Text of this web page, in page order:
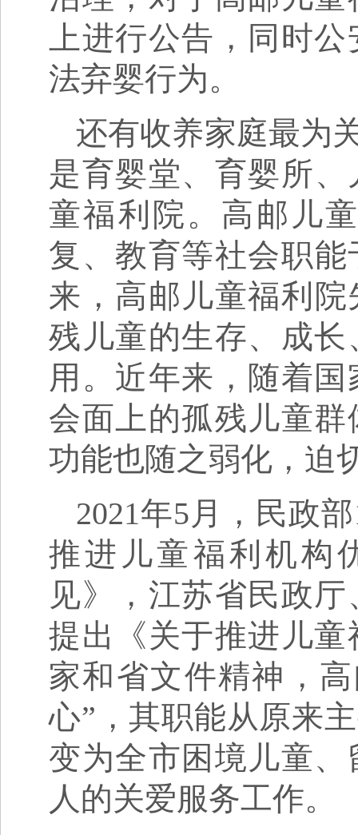
上进行公告，同时
法弃婴行为。
还有收养家庭最为
是育婴堂、育婴所
童福利院。高邮儿
复、教育等社会职
来，高邮儿童福利
残儿童的生存、成
用。近年来，随着
会面上的孤残儿童
功能也随之弱化，迫
2021年5月，民政
推进儿童福利机构
见》，江苏省民政
提出《关于推进儿
家和省文件精神，
心”，其职能从原来
变为全市困境儿童
人的关爱服务工作。